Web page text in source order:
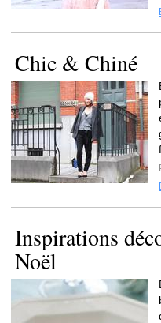
Chic & Chiné
Inspirations
Noël